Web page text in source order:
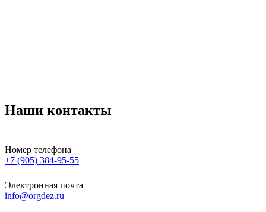
Наши контакты
Номер телефона
+7 (905) 384-95-55
Электронная почта
info@orgdez.ru